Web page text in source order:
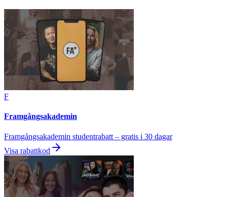
F
Framgångsakademin
Framgångsakademin studentrabatt – gratis i 30 dagar
Visa rabattkod